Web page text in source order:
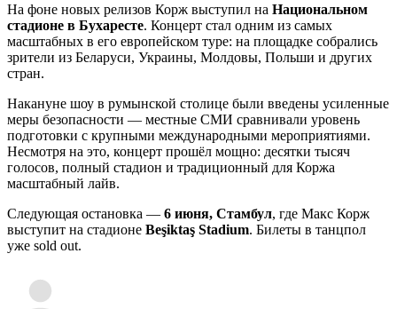
На фоне новых релизов Корж выступил на Национальном
стадионе в Бухаресте. Концерт стал одним из самых
масштабных в его европейском туре: на площадке собрались
зрители из Беларуси, Украины, Молдовы, Польши и других
стран.
Накануне шоу в румынской столице были введены усиленные
меры безопасности — местные СМИ сравнивали уровень
подготовки с крупными международными мероприятиями.
Несмотря на это, концерт прошёл мощно: десятки тысяч
голосов, полный стадион и традиционный для Коржа
масштабный лайв.
Следующая остановка — 6 июня, Стамбул, где Макс Корж
выступит на стадионе Beşiktaş Stadium. Билеты в танцпол
уже sold out.